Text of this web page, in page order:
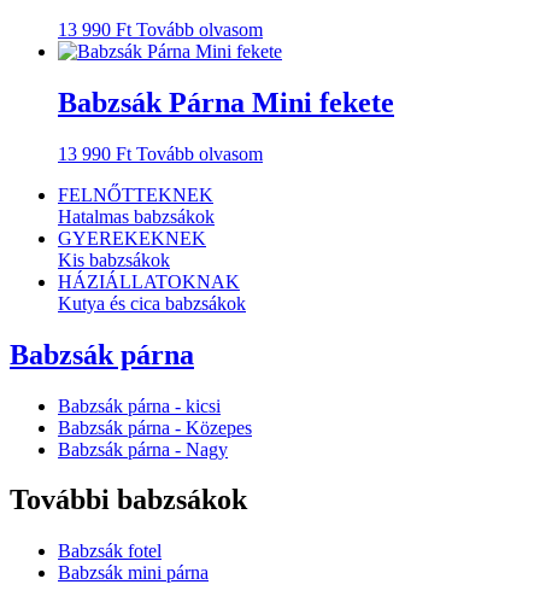
13 990 Ft Tovább olvasom
Babzsák Párna Mini fekete
13 990 Ft Tovább olvasom
FELNŐTTEKNEK
Hatalmas babzsákok
GYEREKEKNEK
Kis babzsákok
HÁZIÁLLATOKNAK
Kutya és cica babzsákok
Babzsák párna
Babzsák párna - kicsi
Babzsák párna - Közepes
Babzsák párna - Nagy
További babzsákok
Babzsák fotel
Babzsák mini párna